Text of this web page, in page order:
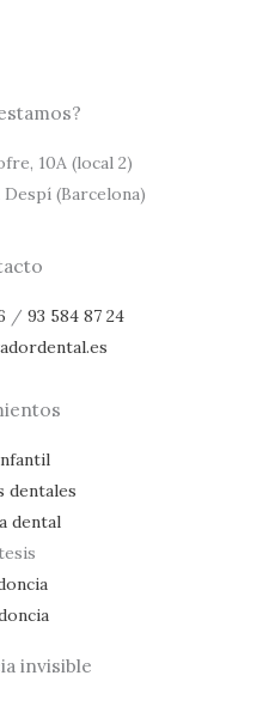
10A (local 2)
(Barcelona)
/ 93 584 87 24
dentales
dental
invisible